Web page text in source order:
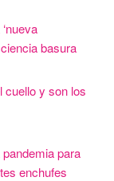
basura
cuello y son los
para
enchufes